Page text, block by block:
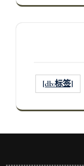
[db:标签]